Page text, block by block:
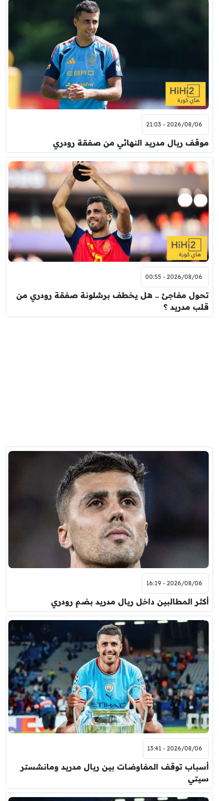
2026/08/06 - 21:03
موقف ريال مدريد النهائي من صفقة رودري
2026/08/06 - 00:55
تحول مفاجئ .. هل يخطف برشلونة صفقة رودري من
قلب مدريد ؟
2026/08/06 - 16:19
أكثر المطالبين داخل ريال مدريد بضم رودري
2026/08/06 - 13:41
أسباب توقف المفاوضات بين ريال مدريد ومانشستر
سيتي